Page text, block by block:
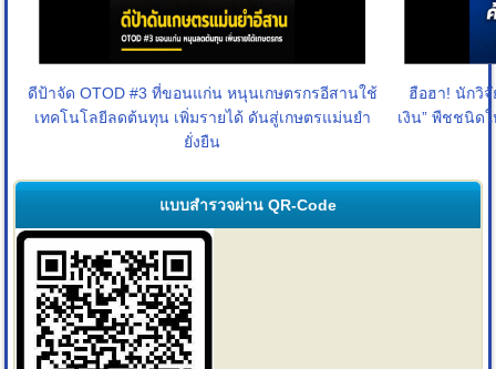
ดีป้าจัด OTOD #3 ที่ขอนแก่น หนุนเกษตรกรอีสานใช้
เทคโนโลยีลดต้นทุน เพิ่มรายได้ ดันสู่เกษตรแม่นยำ
ยั่งยืน
ฮือฮา! นักวิ
เงิน” พืชชนิด
แบบสำรวจผ่าน QR-Code